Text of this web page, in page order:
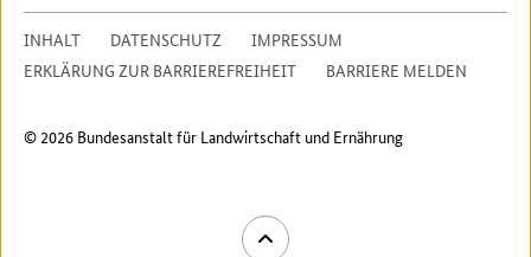
INHALT DATENSCHUTZ
IMPRESSUM
ERKLÄRUNG ZUR BARRIEREFREIHEIT
BARRIERE MELDEN
© 2026 Bundesanstalt für Landwirtschaft und Ernährung